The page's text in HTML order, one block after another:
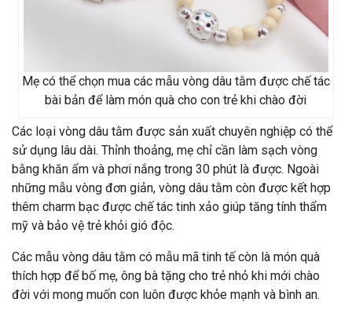
Mẹ có thể chọn mua các mẫu vòng dâu tằm được chế tác
bài bản để làm món quà cho con trẻ khi chào đời
Các loại vòng dâu tằm được sản xuất chuyên nghiệp có thể
sử dụng lâu dài. Thỉnh thoảng, mẹ chỉ cần làm sạch vòng
bằng khăn ẩm và phơi nắng trong 30 phút là được. Ngoài
những mẫu vòng đơn giản, vòng dâu tằm còn được kết hợp
thêm charm bạc được chế tác tinh xảo giúp tăng tính thẩm
mỹ và bảo vệ trẻ khỏi gió độc.
Các mẫu vòng dâu tằm có mẫu mã tinh tế còn là món quà
thích hợp để bố mẹ, ông bà tặng cho trẻ nhỏ khi mới chào
đời với mong muốn con luôn được khỏe mạnh và bình an.